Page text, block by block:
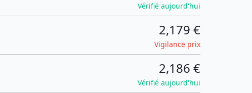
Vérifié aujourd'hui
2,179 €
Vigilance prix
2,186 €
Vérifié aujourd'hui